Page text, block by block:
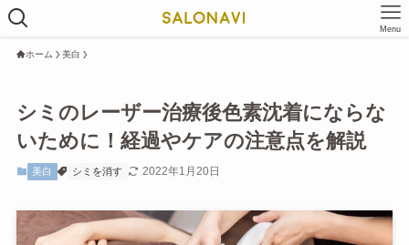
Menu
ホーム 美白
シミのレーザー治療後色素沈着にならな
いために！経過やケアの注意点を解説
美白 シミを消す 2022年1月20日